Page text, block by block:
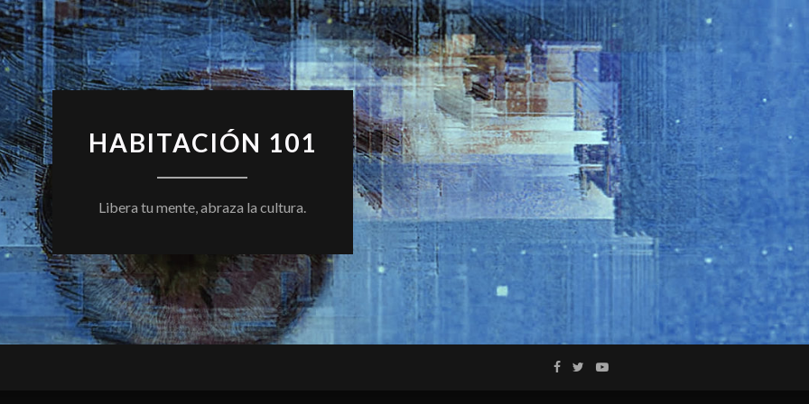
HABITACIÓN 101
Libera tu mente, abraza la cultura.